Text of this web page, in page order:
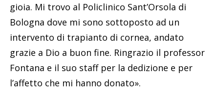
gioia. Mi trovo al Policlinico Sant’Orsola di
Bologna dove mi sono sottoposto ad un
intervento di trapianto di cornea, andato
grazie a Dio a buon fine. Ringrazio il professor
Fontana e il suo staff per la dedizione e per
l’affetto che mi hanno donato».